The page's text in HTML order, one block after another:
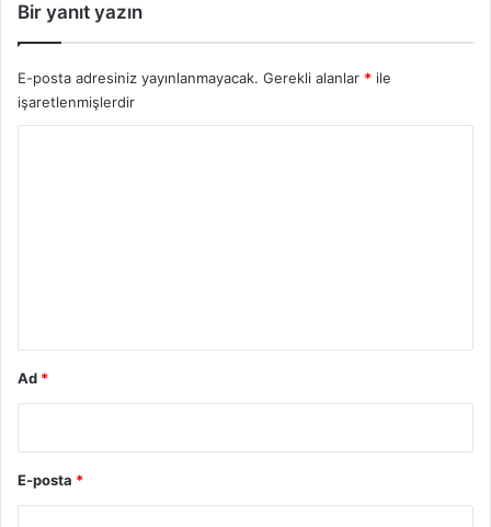
Bir yanıt yazın
E-posta adresiniz yayınlanmayacak. Gerekli alanlar * ile
işaretlenmişlerdir
Ad *
E-posta *